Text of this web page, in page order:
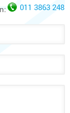
011 3863 248